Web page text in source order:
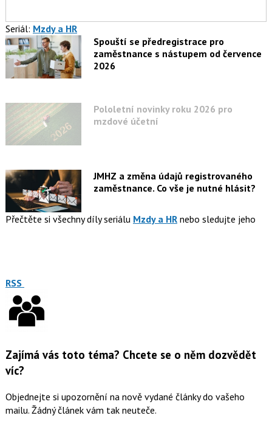
Seriál: Mzdy a HR
Spouští se předregistrace pro
zaměstnance s nástupem od července
2026
Pololetní novinky roku 2026 pro
mzdové účetní
JMHZ a změna údajů registrovaného
zaměstnance. Co vše je nutné hlásit?
Přečtěte si všechny díly seriálu Mzdy a HRnebo sledujte jeho
RSS
Zajímá vás toto téma? Chcete se o něm dozvědět
víc?
Objednejte si upozornění na nově vydané články do vašeho
mailu. Žádný článek vám tak neuteče.